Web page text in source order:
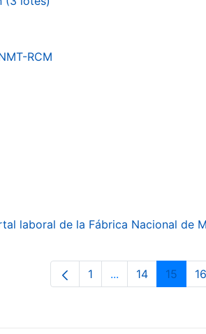
RCM
laboral de la Fábrica Nacional de
Página
1 ...PáginasPágina
14 Página
15 16